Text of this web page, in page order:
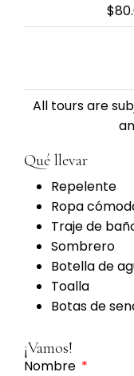
All tours are
Qué llevar
Repelente
Ropa
Traje de
Sombrero
Botella de
Toalla
Botas de
¡Vamos!
Nombre